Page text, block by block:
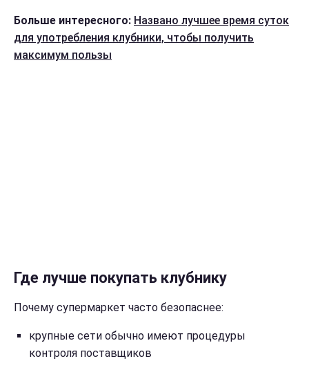
Больше интересного: Названо лучшее время суток
для употребления клубники, чтобы получить
максимум пользы
Где лучше покупать клубнику
Почему супермаркет часто безопаснее:
крупные сети обычно имеют процедуры
контроля поставщиков